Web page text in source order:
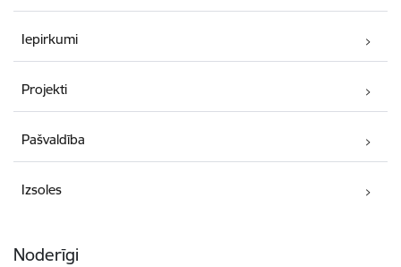
Iepirkumi
Projekti
Pašvaldība
Izsoles
Noderīgi